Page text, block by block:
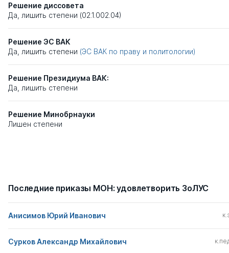
Решение диссовета
Да, лишить степени (02.1.002.04)
Решение ЭС ВАК
Да, лишить степени (ЭС ВАК по праву и политологии)
Решение Президиума ВАК:
Да, лишить степени
Решение Минобрнауки
Лишен степени
Последние приказы МОН: удовлетворить ЗоЛУС
Анисимов Юрий Иванович
Сурков Александр Михайлович